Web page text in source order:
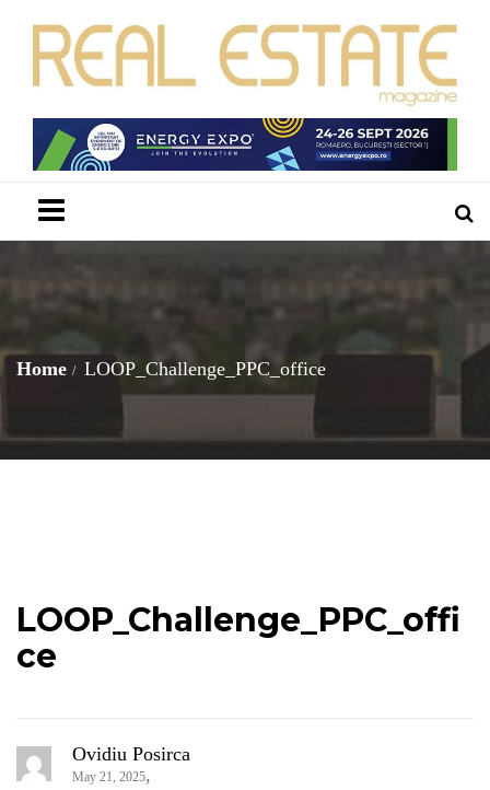
Home LOOP_Challenge_PPC_office
LOOP_Challenge_PPC_offi
ce
Ovidiu Posirca
May 21, 2025,